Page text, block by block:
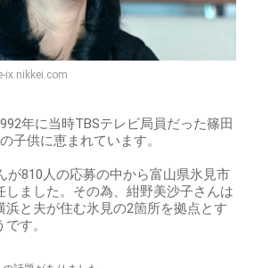
ix.nikkei.com
年に当時TBSテレビ局員だった篠田
子供に恵まれています。
が810人の応募の中から富山県氷見市
しました。その為、紺野美沙子さんは
浜と夫が住む氷見の2箇所を拠点とす
す。